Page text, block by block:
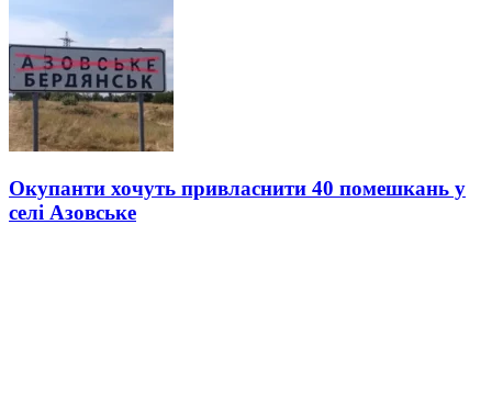
Окупанти хочуть привласнити 40 помешкань у
селі Азовське